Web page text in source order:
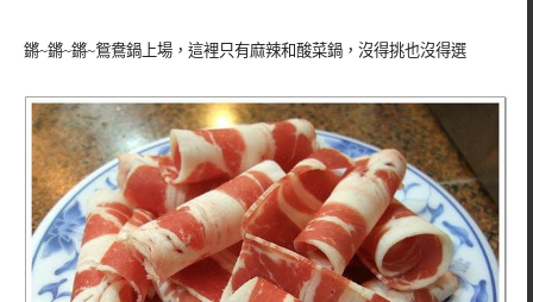
鏘~鏘~鏘~鴛鴦鍋上場，這裡只有麻辣和酸菜鍋，沒得挑也沒得選